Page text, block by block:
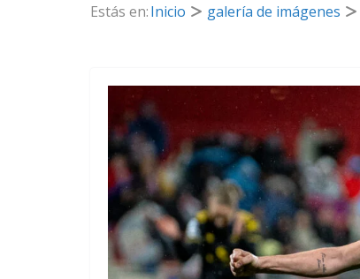
Estás en:Inicio galería de imágenes